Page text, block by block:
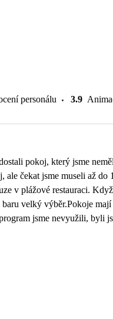
personálu 3.9
pokoj, který jsme
ale čekat jsme museli až
v plážové restauraci.
velký výběr.Pokoje mají
jsme nevyužili, byli